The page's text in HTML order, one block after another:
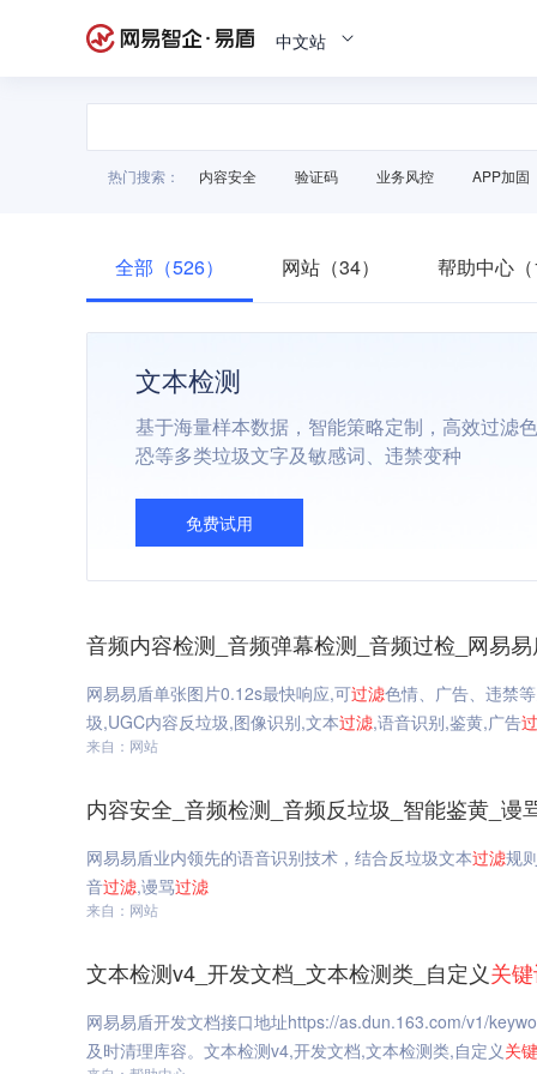
中文站
热门搜索： 内容安全 验证码 业务风控 APP加固
全部（526） 网站（34） 帮助中心
文本检测
基于海量样本数据，智能策略定制，高效过滤
恐等多类垃圾文字及敏感词、违禁变种
免费试用
音频内容检测_音频弹幕检测_音频过检_网易
网易易盾单张图片0.12s最快响应,可过滤色情、广告、违禁
圾,UGC内容反垃圾,图像识别,文本过滤,语音识别,鉴黄,广告
来自：网站
内容安全_音频检测_音频反垃圾_智能鉴黄_谩
网易易盾业内领先的语音识别技术，结合反垃圾文本过滤规
音过滤,谩骂过滤
来自：网站
文本检测v4_开发文档_文本检测类_自定义关
网易易盾开发文档接口地址https://as.dun.163.com/v1/
及时清理库容。文本检测v4,开发文档,文本检测类,自定义关